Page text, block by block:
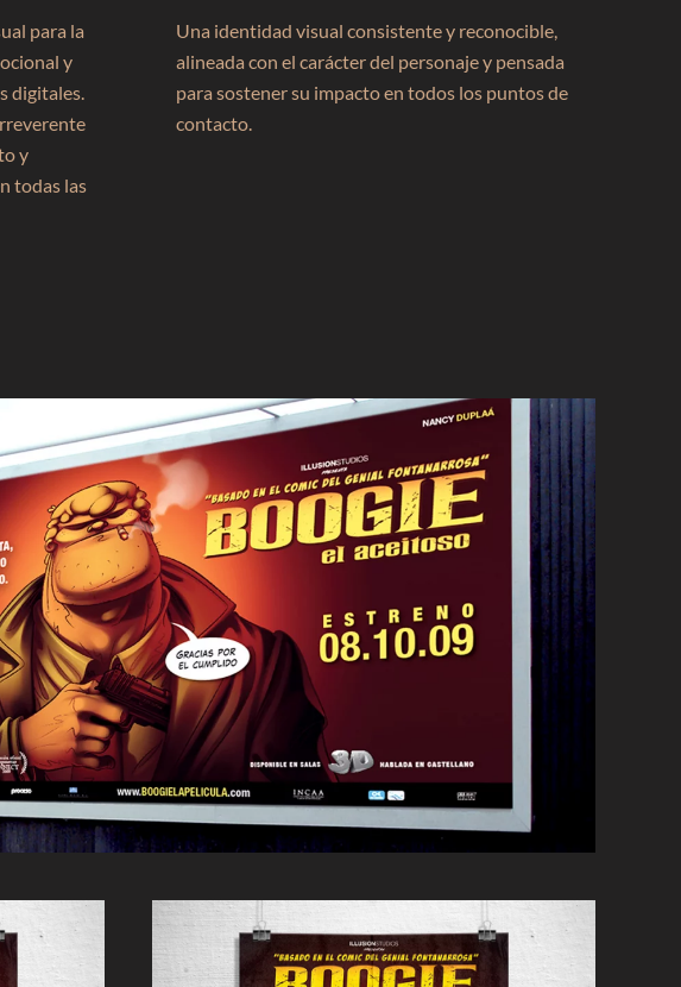
para la
y
digitales.
y
todas las
Una identidad visual consistente y reconocible,
alineada con el carácter del personaje y pensada
para sostener su impacto en todos los puntos de
contacto.